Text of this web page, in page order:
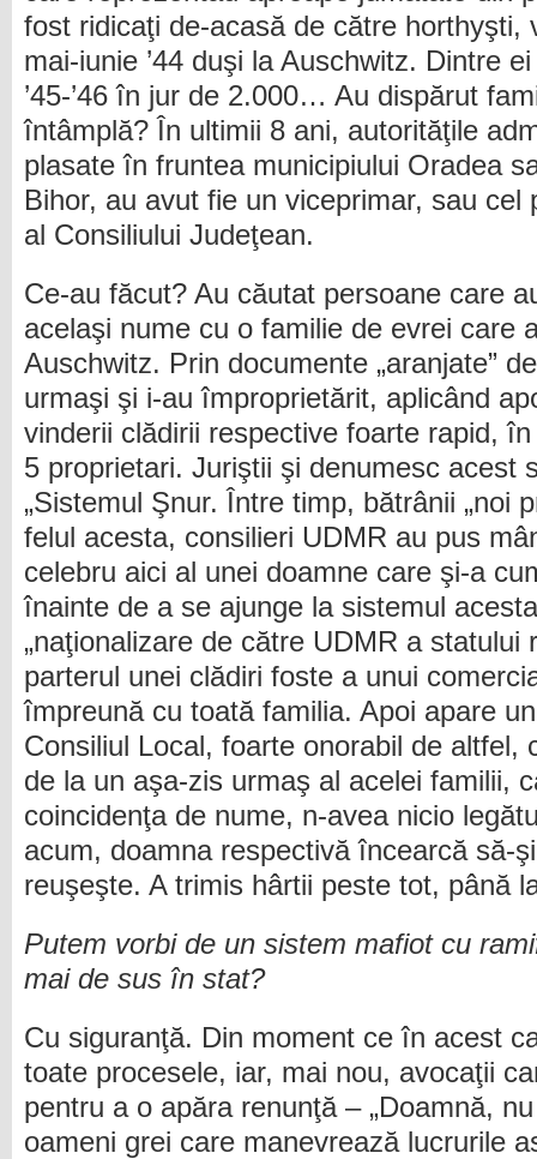
fost ridicaţi de-acasă de către horthyşti,
mai-iunie ’44 duşi la Auschwitz. Dintre
’45-’46 în jur de 2.000… Au dispărut
întâmplă? În ultimii 8 ani, autorităţile
plasate în fruntea municipiului Oradea
Bihor, au avut fie un viceprimar, sau cel
al Consiliului Judeţean.
Ce-au făcut? Au căutat persoane care
acelaşi nume cu o familie de evrei care
Auschwitz. Prin documente „aranjate”
urmaşi şi i-au împroprietărit, aplicând
vinderii clădirii respective foarte rapid,
5 proprietari. Juriştii şi denumesc acest
„Sistemul Şnur. Între timp, bătrânii „noi
felul acesta, consilieri UDMR au pus
celebru aici al unei doamne care şi-a
înainte de a se ajunge la sistemul
„naţionalizare de către UDMR a statului
parterul unei clădiri foste a unui
împreună cu toată familia. Apoi apare
Consiliul Local, foarte onorabil de altfel,
de la un aşa-zis urmaş al acelei familii,
coincidenţa de nume, n-avea nicio
acum, doamna respectivă încearcă să-
reuşeşte. A trimis hârtii peste tot, până
Putem vorbi de un sistem mafiot cu
mai de sus în stat?
Cu siguranţă. Din moment ce în acest
toate procesele, iar, mai nou, avocaţii
pentru a o apăra renunţă – „Doamnă,
oameni grei care manevrează lucrurile